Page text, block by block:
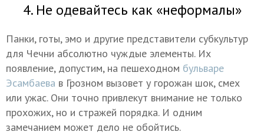
4. Не одевайтесь как «неформалы»
Панки, готы, эмо и другие представители субкультур
для Чечни абсолютно чуждые элементы. Их
появление, допустим, на пешеходном бульваре
Эсамбаева в Грозном вызовет у горожан шок, смех
или ужас. Они точно привлекут внимание не только
прохожих, но и стражей порядка. И одним
замечанием может дело не обойтись.